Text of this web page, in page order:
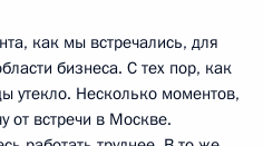
как мы встречались, для
бизнеса. С тех пор, как
утекло. Несколько моментов,
от встречи в Москве.